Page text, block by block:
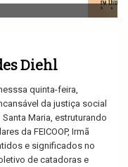
Diehl
quinta-feira,
da justiça social
Maria, estruturando
da FEICOOP, Irmã
e significados no
de catadoras e